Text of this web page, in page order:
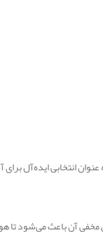
آن باعث می‌شود تا